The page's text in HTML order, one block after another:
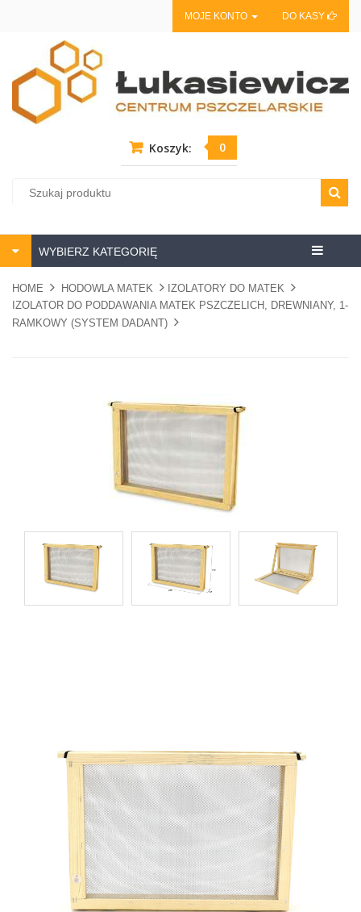
MOJE KONTO DO KASY
Koszyk: 0
Centrum
WYBIERZ KATEGORIĘ
HOME HODOWLA MATEK
IZOLATORY DO MATEK
IZOLATOR DO PODDAWANIA MATEK PSZCZELICH, DREWNIANY, 1-
RAMKOWY (SYSTEM DADANT)